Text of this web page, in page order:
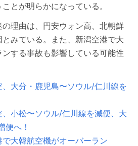
とが明らかになっている。
理由は、円安ウォン高、北朝鮮
みている。また、新潟空港で大
する事故も影響している可能性
、大分・鹿児島〜ソウル/仁川線を
、小松〜ソウル/仁川線を減便、大
便へ！
で大韓航空機がオーバーラン